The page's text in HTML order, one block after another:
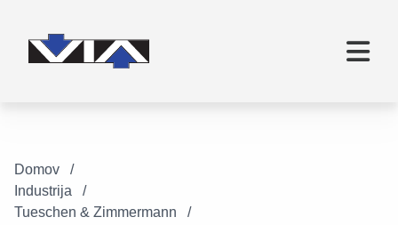
Domov
Industrija
Tueschen & Zimmermann